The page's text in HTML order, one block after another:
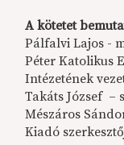
A kötetet
Pálfalvi Lajos -
Péter Katolikus
Intézetének
Takáts József –
Mészáros
Kiadó